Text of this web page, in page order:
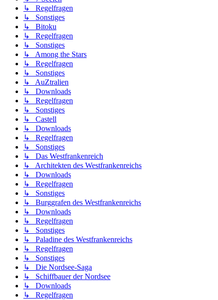
↳ Regelfragen
↳ Sonstiges
↳ Bitoku
↳ Regelfragen
↳ Sonstiges
↳ Among the Stars
↳ Regelfragen
↳ Sonstiges
↳ AuZtralien
↳ Downloads
↳ Regelfragen
↳ Sonstiges
↳ Castell
↳ Downloads
↳ Regelfragen
↳ Sonstiges
↳ Das Westfrankenreich
↳ Architekten des Westfrankenreichs
↳ Downloads
↳ Regelfragen
↳ Sonstiges
↳ Burggrafen des Westfrankenreichs
↳ Downloads
↳ Regelfragen
↳ Sonstiges
↳ Paladine des Westfrankenreichs
↳ Regelfragen
↳ Sonstiges
↳ Die Nordsee-Saga
↳ Schiffbauer der Nordsee
↳ Downloads
↳ Regelfragen